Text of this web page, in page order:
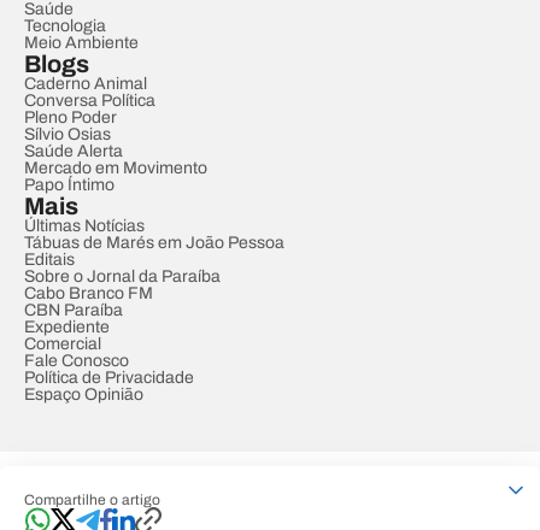
Compartilhe o artigo
Saúde
Tecnologia
Meio Ambiente
Blogs
Caderno Animal
Conversa Política
Pleno Poder
Sílvio Osias
Saúde Alerta
Mercado em Movimento
Papo Íntimo
Mais
Últimas Notícias
Tábuas de Marés em João Pessoa
Editais
Sobre o Jornal da Paraíba
Cabo Branco FM
CBN Paraíba
Expediente
Comercial
Fale Conosco
Política de Privacidade
Espaço Opinião
Developed by Designed by